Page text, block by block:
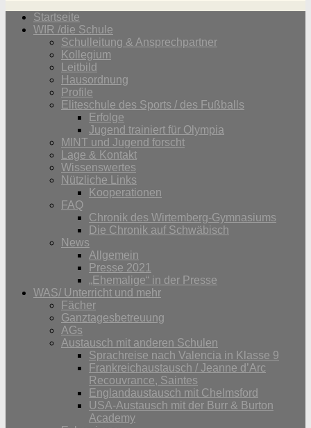
Startseite
WIR /die Schule
Schulleitung & Ansprechpartner
Kollegium
Leitbild
Hausordnung
Profile
Eliteschule des Sports / des Fußballs
Erfolge
Jugend trainiert für Olympia
MINT und Jugend forscht
Lage & Kontakt
Wissenswertes
Nützliche Links
Kooperationen
FAQ
Chronik des Wirtemberg-Gymnasiums
Die Chronik auf Schwäbisch
News
Allgemein
Presse 2021
„Ehemalige“ in der Presse
WAS/ Unterricht und mehr
Fächer
Ganztagesbetreuung
AGs
Austausch mit anderen Schulen
Sprachreise nach Valencia in Klasse 9
Frankreichaustausch / Jeanne d’Arc
Recouvrance, Saintes
Englandaustausch mit Chelmsford
USA-Austausch mit der Burr & Burton
Academy